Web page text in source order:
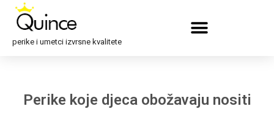
perike i umetci izvrsne kvalitete
Perike koje djeca obožavaju nositi